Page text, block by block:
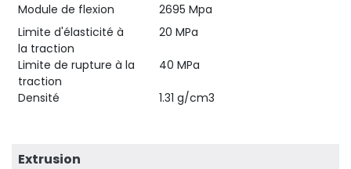
Module de flexion
2695 Mpa
Limite d'élasticité à
la traction
20 MPa
Limite de rupture à la
traction
40 MPa
Densité 1.31 g/cm3
Extrusion